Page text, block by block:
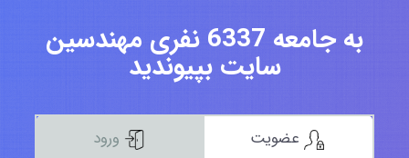
به جامعه 6337 نفری مهندسین
سایت بپیوندید